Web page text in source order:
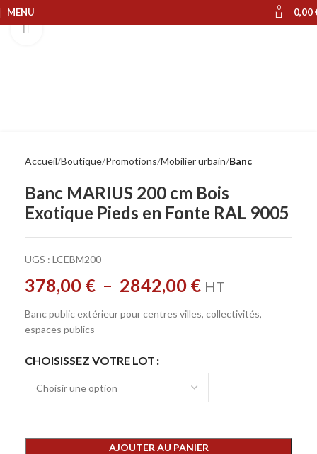
MENU 0 0,00
Accueil Boutique Promotions Mobilier urbain Banc
Banc MARIUS 200 cm Bois
Exotique Pieds en Fonte RAL 9005
UGS : LCEBM200
378,00 € – 2842,00 € HT
Banc public extérieur pour centres villes, collectivités,
espaces publics
CHOISISSEZ VOTRE LOT
AJOUTER AU PANIER